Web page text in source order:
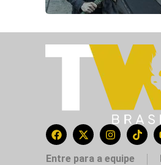
Entre para a equipe